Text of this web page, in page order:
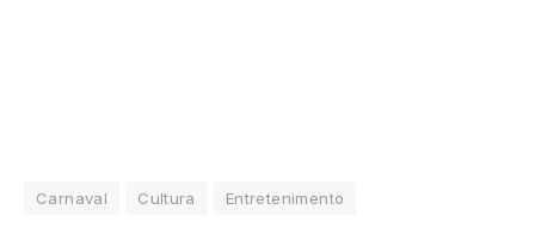
Carnaval Cultura Entretenimento